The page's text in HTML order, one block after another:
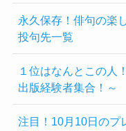
永久保存！俳句の
投句先一覧
１位はなんとこの
出版経験者集合！～
注目！10月10日の